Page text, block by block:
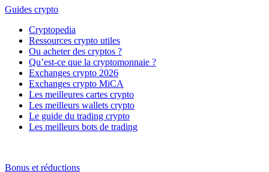
Guides crypto
Cryptopedia
Ressources crypto utiles
Ou acheter des cryptos ?
Qu’est-ce que la cryptomonnaie ?
Exchanges crypto 2026
Exchanges crypto MiCA
Les meilleures cartes crypto
Les meilleurs wallets crypto
Le guide du trading crypto
Les meilleurs bots de trading
Bonus et réductions